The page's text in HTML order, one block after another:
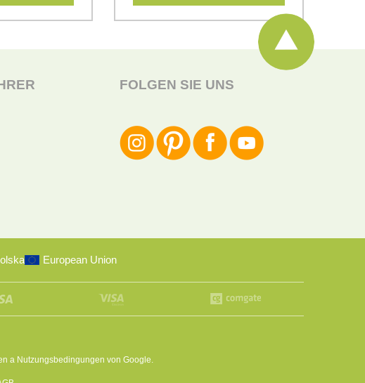
FOLGEN SIE UNS
European Union
a Nutzungsbedingungen von Google.